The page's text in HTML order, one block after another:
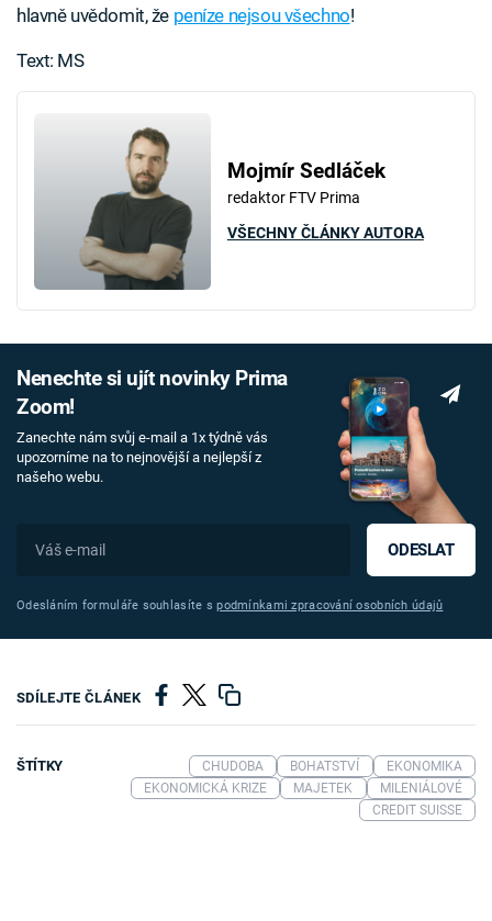
hlavně uvědomit, že peníze nejsou všechno!
Text: MS
Mojmír Sedláček
redaktor FTV Prima
VŠECHNY ČLÁNKY AUTORA
Nenechte si ujít novinky Prima
Zoom!
Zanechte nám svůj e-mail a 1x týdně vás
upozorníme na to nejnovější a nejlepší z
našeho webu.
ODESLAT
Odesláním formuláře souhlasíte spodmínkami zpracování osobních údajů
SDÍLEJTE ČLÁNEK
ŠTÍTKY CHUDOBA BOHATSTVÍ
EKONOMIKA
EKONOMICKÁ KRIZE
MAJETEK
MILENIÁLOVÉ
CREDIT SUISSE